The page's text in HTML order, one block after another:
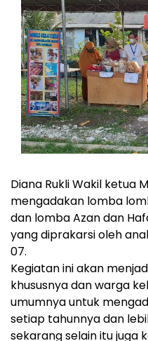
Diana Rukli Wakil ketua
mengadakan lomba
dan lomba Azan dan
yang diprakarsi oleh
07.
Kegiatan ini akan
khususnya dan warga
umumnya untuk
setiap tahunnya dan
sekarang selain itu juga